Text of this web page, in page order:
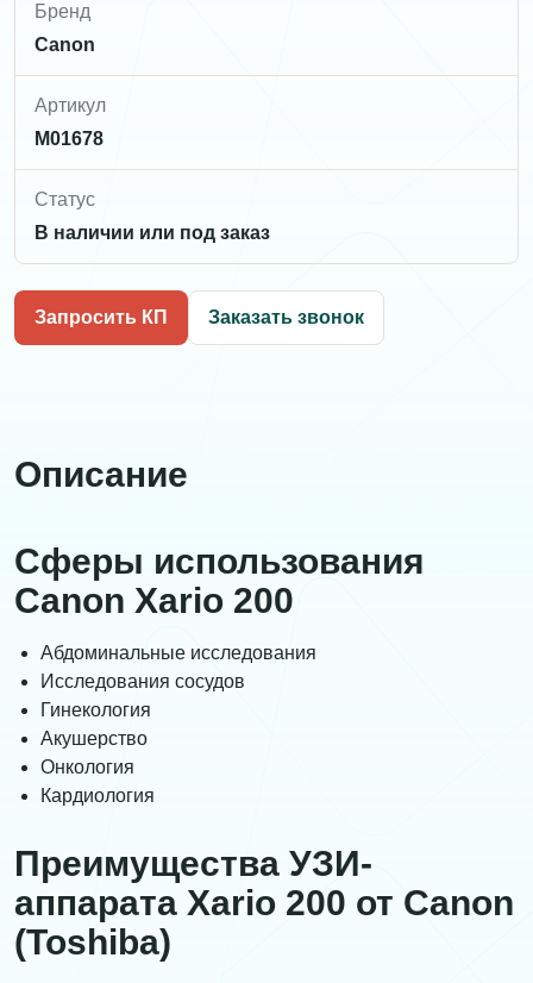
Бренд
Canon
Артикул
M01678
Статус
В наличии или под заказ
Запросить КП Заказать звонок
Описание
Сферы использования
Canon Xario 200
Абдоминальные исследования
Исследования сосудов
Гинекология
Акушерство
Онкология
Кардиология
Преимущества УЗИ-
аппарата Xario 200 от Canon
(Toshiba)